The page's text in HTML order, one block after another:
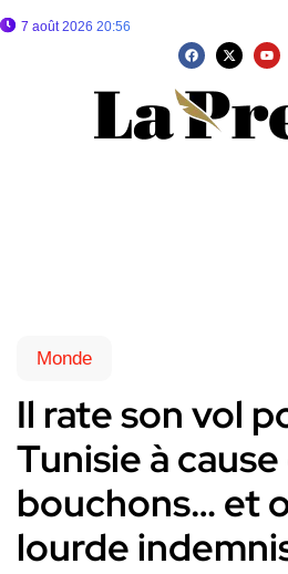
7 août 2026 20:56
Monde
Il rate son vol
Tunisie à
bouchons… et
lourde